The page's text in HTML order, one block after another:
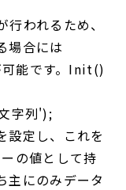
われるため、
場合には
能です。Init()
字列');
設定し、これを
の値として持
主にのみデータ